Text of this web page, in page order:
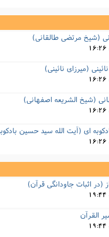
(شیخ مرتضی طالقانی)
(میرزای نائینی)
(شیخ الشریعه اصفهانی)
ای (آیت الله سید حسین
(در اثبات جاودانگى قرآن)
القرآن